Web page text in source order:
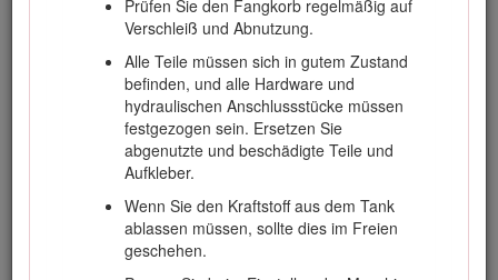
Prüfen Sie den Fangkorb regelmäßig auf
Verschleiß und Abnutzung.
Alle Teile müssen sich in gutem Zustand
befinden, und alle Hardware und
hydraulischen Anschlussstücke müssen
festgezogen sein. Ersetzen Sie
abgenutzte und beschädigte Teile und
Aufkleber.
Wenn Sie den Kraftstoff aus dem Tank
ablassen müssen, sollte dies im Freien
geschehen.
mähen.
Setzen Sie den Rasenmäher nie ein, wenn
Sie müde oder krank sind oder unter
Alkohol- oder Drogeneinfluss stehen.
Blitzschlag kann zu schweren oder tödlichen
Verletzungen führen. Setzen Sie die
Maschine nicht ein, wenn Sie Blitze sehen
oder Donner hören, und gehen Sie an eine
geschützte Stelle.
Gehen Sie beim Laden und Abladen der
Maschine auf einen/von einem Anhänger